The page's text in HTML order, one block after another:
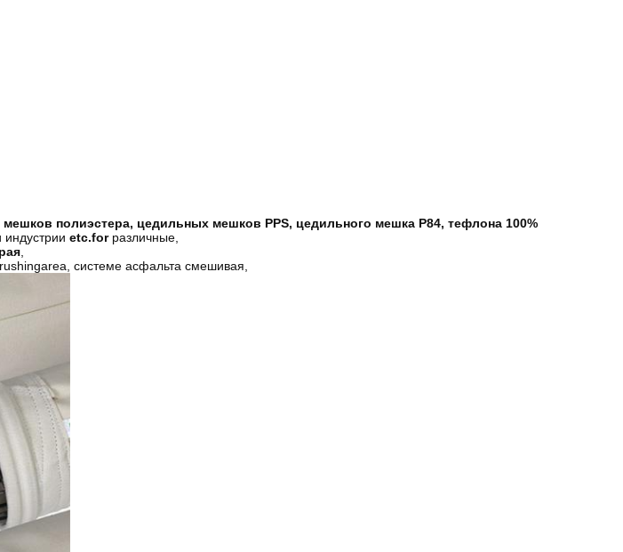
полиэстера, цедильных мешков PPS, цедильного мешка P84, тефлона 100%
etc.forразличные,
системе асфальта смешивая,